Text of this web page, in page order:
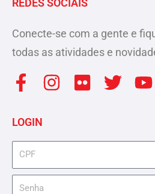
REDES SOCIAIS
Conecte-se com a gente e
todas as atividades e
F
c
e
b
o
I
t
g
F
c
r
T
t
e
Y
t
b
LOGIN
cpf
senha